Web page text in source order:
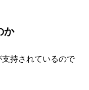
か
持されているので